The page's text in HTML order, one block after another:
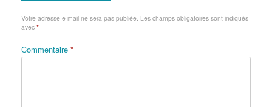
Votre adresse e-mail ne sera pas publiée. Les champs obligatoires sont indiqués
avec *
Commentaire *